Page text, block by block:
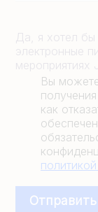
Да, я хотел бы
электронные
мероприятиях
Вы
как